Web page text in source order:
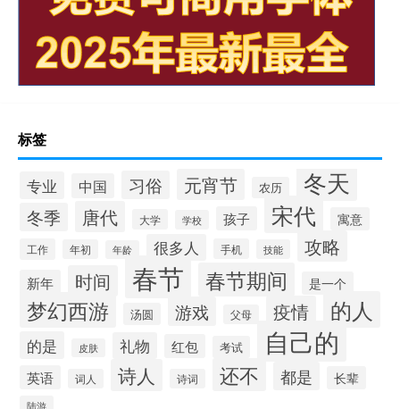
标签
专业 中国 习俗 元宵节 农历 冬天
冬季 唐代 大学 学校 孩子 宋代 寓意
工作 年初 年龄 很多人 手机 技能 攻略
新年 时间 春节 春节期间 是一个
梦幻西游 汤圆 游戏 父母 疫情 的人
的是 皮肤 礼物 红包 考试 自己的
英语 词人 诗人 诗词 还不 都是 长辈
陆游